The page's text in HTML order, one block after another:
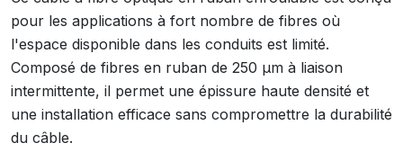
pour les applications à fort nombre de fibres où
l'espace disponible dans les conduits est limité.
Composé de fibres en ruban de 250 µm à liaison
intermittente, il permet une épissure haute densité et
une installation efficace sans compromettre la durabilité
du câble.